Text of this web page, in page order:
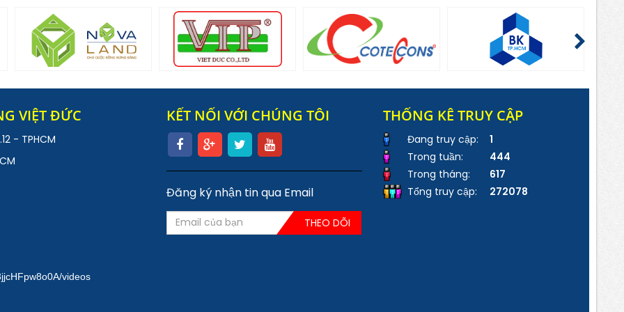
VIỆT ĐỨC
- TPHCM
videos
KẾT NỐI VỚI CHÚNG TÔI
Đăng ký nhận tin qua Email
THEO DÕI
THỐNG KÊ TRUY CẬP
Đang truy cập:
1
Trong tuần:
444
Trong tháng:
617
Tổng truy cập:
272078